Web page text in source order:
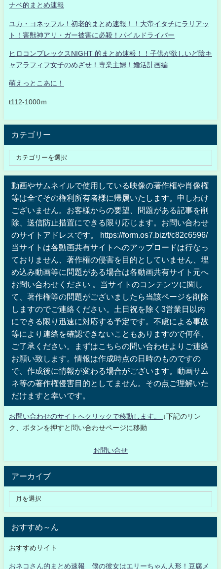
ナベ的まとめ速報
ユカ・ヨネッフル！初老的まとめ速報！！大帝イタチにラリアッ
ト！害獣神アリ・ガー被害に必殺！パイルドライバー
ヒロコンプレックスNIGHT 的まとめ速報！！子供が欲しいど陰キ
ャアラフィフ女子のめざせ！専業主婦！婚活計画編
萌えっとこあに！
t112-1000ｍ
カテゴリー
動画やサムネイルで使用している映像の著作権や肖像権
等は全てその権利所有者様に帰属いたします。申しわけ
ございません。お客様からの要望、問題がある記事を削
除、送信防止措置にできる限り応じます。お問い合わせ
のサイトアドレスです。 https://form.os7.biz/f/c82c6596/
当サイトは各動画共有サイトへのアップロードは行なっ
ておりません、著作権の侵害を目的としていません、埋
め込み動画等に問題がある場合は各動画共有サイト元へ
お問い合わせください 。当サイトのコンテンツに関し
て、著作権等の問題がございましたら当該ページを削除
しますのでご連絡ください。土日祝を除く3営業日以内
にできる限り迅速に対応する予定です。不慮による事故
等により連絡を確認できないこともありますので何卒、
ご了承ください。まずはこちらの問い合わせよりご連絡
お願い致します。情報は作成時点の日時のものですの
で、作成後に情報が変わる場合がございます。動画サム
ネ等の著作権侵害目的としてません。その点ご理解いた
だけますと幸いです。
お問い合わせのサイトへクリックで移動します。
↓下記のリン
ク、ボタンを押すと問い合わせページに移動
お問い合せ
アーカイブ
おすすめ～ん
おすすめサイト
おネコさん的まとめ速報 僕の彼女はエリーちゃん人形！豆腐メ